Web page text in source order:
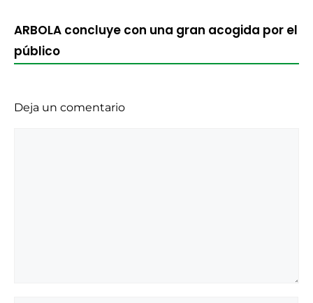
ARBOLA concluye con una gran acogida por el
público
Deja un comentario